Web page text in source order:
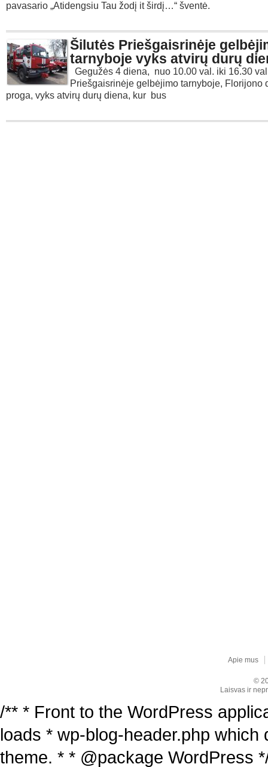
pavasario „Atidengsiu Tau žodį it širdį…“ šventė.
Šilutės Priešgaisrinėje
tarnyboje vyks atvirų durų
Gegužės 4 diena, nuo 10.00 val. iki 16.30
Priešgaisrinėje gelbėjimo tarnyboje, Florijono
proga, vyks atvirų durų diena, kur bus
Apie mus
©
Laisvas ir
/** * Front to the WordPress
loads * wp-blog-header.php
theme. * * @package WordPress